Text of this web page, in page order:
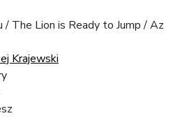
/ The Lion is Ready to Jump / Az
Krajewski